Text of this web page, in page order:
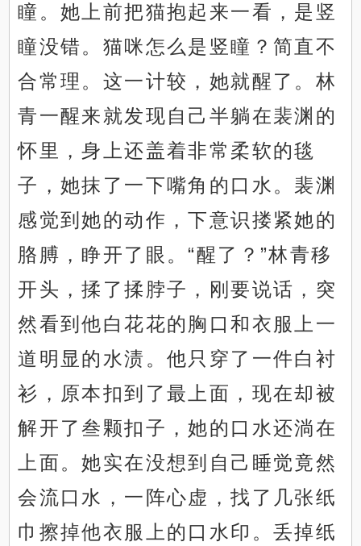
瞳。她上前把猫抱起来一看，是竖
瞳没错。猫咪怎么是竖瞳？简直不
合常理。这一计较，她就醒了。林
青一醒来就发现自己半躺在裴渊的
怀里，身上还盖着非常柔软的毯
子，她抹了一下嘴角的口水。裴渊
感觉到她的动作，下意识搂紧她的
胳膊，睁开了眼。“醒了？”林青移
开头，揉了揉脖子，刚要说话，突
然看到他白花花的胸口和衣服上一
道明显的水渍。他只穿了一件白衬
衫，原本扣到了最上面，现在却被
解开了叁颗扣子，她的口水还淌在
上面。她实在没想到自己睡觉竟然
会流口水，一阵心虚，找了几张纸
巾擦掉他衣服上的口水印。丢掉纸